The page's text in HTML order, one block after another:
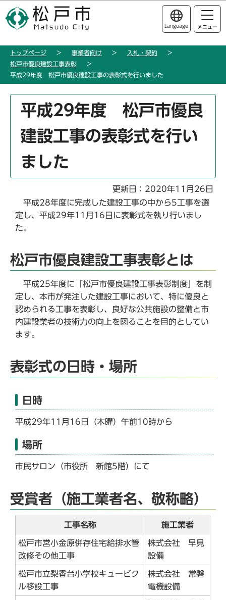
の
ー
このページの本文へ移動
Language メニュー
トップページ 事業者向け
入札・契約
松戸市優良建設工事表彰
平成29年度 松戸市優良建設工事の表彰式を行いました
平成29年度 松戸市優良
建設工事の表彰式を行い
ました
更新日：2020年11月26日
平成28年度に完成した建設工事の中から5工事を選
定し、平成29年11月16日に表彰式を執り行いまし
た。
松戸市優良建設工事表彰とは
平成25年度に「松戸市優良建設工事表彰制度」を制
定し、本市が発注した建設工事において、特に優良と
認められる工事を表彰し、良好な公共施設の整備と市
内建設業者の技術力の向上を図ることを目的としてい
ます。
表彰式の日時・場所
日時
平成29年11月16日（木曜）午前10時から
場所
市民サロン（市役所 新館5階）にて
受賞者（施工業者名、敬称略）
工事名称 施工業者
松戸市営小金原併存住宅給排水管
改修その他工事
株式会社 早見
設備
松戸市立梨香台小学校キュービク
ル移設工事
株式会社 常磐
電機設備